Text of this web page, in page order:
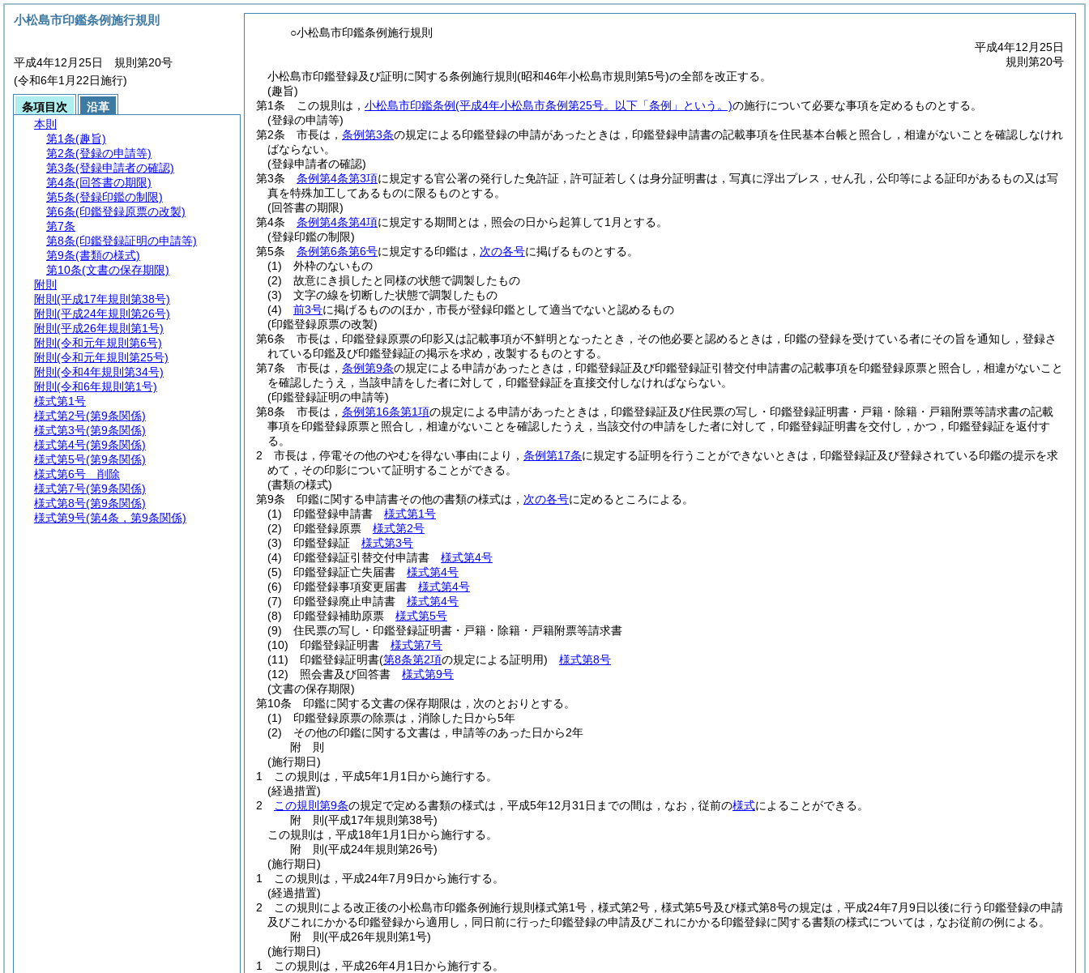
○小松島市印鑑条例施行規則
平成4年12月25日
規則第20号
小松島市印鑑登録及び証明に関する条例施行規則(昭和46年小松島市規則第5号)の全部を改正する。
(趣旨)
第1条
この規則は， 小松島市印鑑条例(平成4年小松島市条例第25号。以下「条例」という。)の施行について必要な事項を定めるものとする。
(登録の申請等)
第2条
市長は， 条例第3条の規定による印鑑登録の申請があったときは，印鑑登録申請書の記載事項を住民基本台帳と照合し，相違がないことを確認しなけれ
ばならない。
(登録申請者の確認)
第3条
条例第4条第3項に規定する官公署の発行した免許証，許可証若しくは身分証明書は，写真に浮出プレス，せん孔，公印等による証印があるもの又は写
真を特殊加工してあるものに限るものとする。
(回答書の期限)
第4条
条例第4条第4項に規定する期間とは，照会の日から起算して1月とする。
(登録印鑑の制限)
第5条
条例第6条第6号に規定する印鑑は， 次の各号に掲げるものとする。
(1)
外枠のないもの
(2)
故意にき損したと同様の状態で調製したもの
(3)
文字の線を切断した状態で調製したもの
(4)
前3号に掲げるもののほか，市長が登録印鑑として適当でないと認めるもの
(印鑑登録原票の改製)
第6条
市長は，印鑑登録原票の印影又は記載事項が不鮮明となったとき，その他必要と認めるときは，印鑑の登録を受けている者にその旨を通知し，登録さ
れている印鑑及び印鑑登録証の掲示を求め，改製するものとする。
第7条
市長は， 条例第9条の規定による申請があったときは，印鑑登録証及び印鑑登録証引替交付申請書の記載事項を印鑑登録原票と照合し，相違がないこと
を確認したうえ，当該申請をした者に対して，印鑑登録証を直接交付しなければならない。
(印鑑登録証明の申請等)
第8条
市長は， 条例第16条第1項の規定による申請があったときは，印鑑登録証及び住民票の写し・印鑑登録証明書・戸籍・除籍・戸籍附票等請求書の記載
事項を印鑑登録原票と照合し，相違がないことを確認したうえ，当該交付の申請をした者に対して，印鑑登録証明書を交付し，かつ，印鑑登録証を返付す
る。
2
市長は，停電その他のやむを得ない事由により， 条例第17条に規定する証明を行うことができないときは，印鑑登録証及び登録されている印鑑の提示を求
めて，その印影について証明することができる。
(書類の様式)
第9条
印鑑に関する申請書その他の書類の様式は， 次の各号に定めるところによる。
(1)
印鑑登録申請書 様式第1号
(2)
印鑑登録原票 様式第2号
(3)
印鑑登録証 様式第3号
(4)
印鑑登録証引替交付申請書 様式第4号
(5)
印鑑登録証亡失届書 様式第4号
(6)
印鑑登録事項変更届書 様式第4号
(7)
印鑑登録廃止申請書 様式第4号
(8)
印鑑登録補助原票 様式第5号
(9)
住民票の写し・印鑑登録証明書・戸籍・除籍・戸籍附票等請求書
(10)
印鑑登録証明書 様式第7号
(11)
印鑑登録証明書(第8条第2項の規定による証明用)
様式第8号
(12)
照会書及び回答書 様式第9号
(文書の保存期限)
第10条
印鑑に関する文書の保存期限は，次のとおりとする。
(1)
印鑑登録原票の除票は，消除した日から5年
(2)
その他の印鑑に関する文書は，申請等のあった日から2年
附 則
(施行期日)
1
この規則は，平成5年1月1日から施行する。
(経過措置)
2
この規則第9条の規定で定める書類の様式は，平成5年12月31日までの間は，なお，従前の様式によることができる。
附 則(平成17年規則第38号)
この規則は，平成18年1月1日から施行する。
附 則(平成24年規則第26号)
(施行期日)
1
この規則は，平成24年7月9日から施行する。
(経過措置)
2
この規則による改正後の小松島市印鑑条例施行規則様式第1号，様式第2号，様式第5号及び様式第8号の規定は，平成24年7月9日以後に行う印鑑登録の申請
及びこれにかかる印鑑登録から適用し，同日前に行った印鑑登録の申請及びこれにかかる印鑑登録に関する書類の様式については，なお従前の例による。
附 則(平成26年規則第1号)
(施行期日)
1
この規則は，平成26年4月1日から施行する。
小松島市印鑑条例施行規則
平成4年12月25日 規則第20号
(令和6年1月22日施行)
条項目次
沿革
本則
第1条(趣旨)
第2条(登録の申請等)
第3条(登録申請者の確認)
第4条(回答書の期限)
第5条(登録印鑑の制限)
第6条(印鑑登録原票の改製)
第7条
第8条(印鑑登録証明の申請等)
第9条(書類の様式)
第10条(文書の保存期限)
附則
附則 (平成17年規則第38号)
附則 (平成24年規則第26号)
附則 (平成26年規則第1号)
附則 (令和元年規則第6号)
附則 (令和元年規則第25号)
附則 (令和4年規則第34号)
附則 (令和6年規則第1号)
様式第1号
様式第2号(第9条関係)
様式第3号(第9条関係)
様式第4号(第9条関係)
様式第5号(第9条関係)
様式第6号 削除
様式第7号(第9条関係)
様式第8号(第9条関係)
様式第9号(第4条，第9条関係)